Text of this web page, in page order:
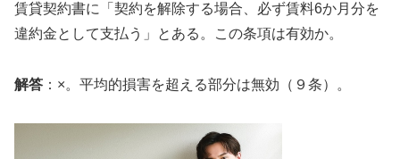
賃貸契約書に「契約を解除する場合、必ず賃料6か月分を
違約金として支払う」とある。この条項は有効か。
解答 ：×。平均的損害を超える部分は無効（９条）。